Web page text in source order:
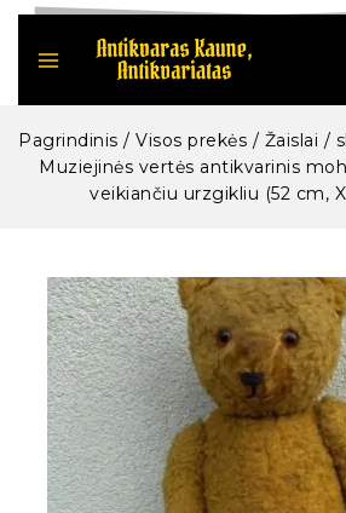
Pagrindinis / Visos prekės / Žaislai /
Muziejinės vertės antikvarinis
veikiančiu urzgikliu (52 cm,